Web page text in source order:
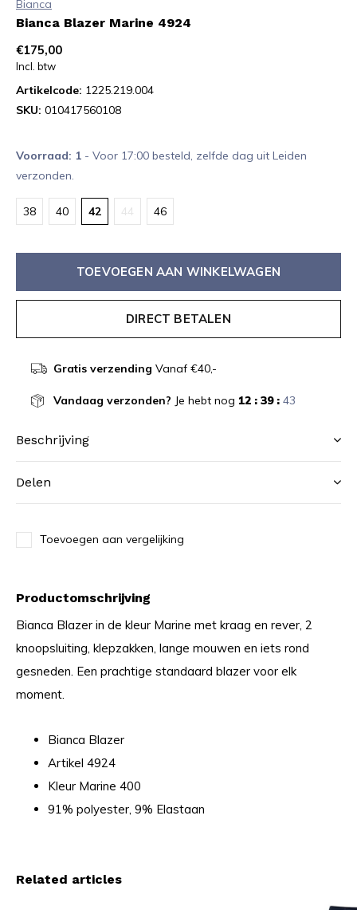
Bianca
Bianca Blazer Marine 4924
€175,00
Incl. btw
Artikelcode: 1225.219.004
SKU: 010417560108
Voorraad: 1 - Voor 17:00 besteld, zelfde dag uit Leiden
verzonden.
38 40 42 44 46
TOEVOEGEN AAN WINKELWAGEN
DIRECT BETALEN
Gratis verzending Vanaf €40,-
Vandaag verzonden? Je hebt nog 12 : 39 : 43
Beschrijving
Delen
Toevoegen aan vergelijking
Productomschrijving
Bianca Blazer in de kleur Marine met kraag en rever, 2
knoopsluiting, klepzakken, lange mouwen en iets rond
gesneden. Een prachtige standaard blazer voor elk
moment.
Bianca Blazer
Artikel 4924
Kleur Marine 400
91% polyester, 9% Elastaan
Related articles